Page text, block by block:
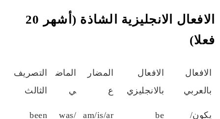
الافعال الانجليزية الشاذة
(أشهر 20
فعلا)
الافعال
بالعربي
الافعال
بالانجليزي
المضار
ع
الماض
ي
التصريف
الثالث
يكون/
be
am/is/ar
was/
been